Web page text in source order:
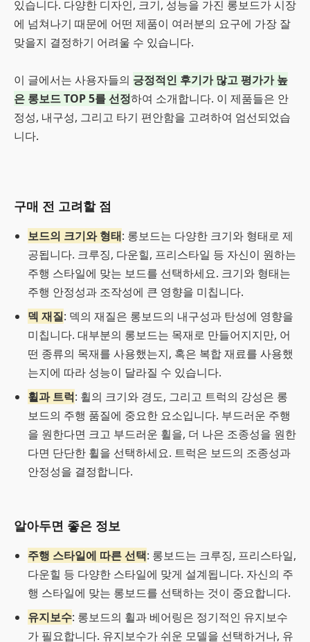
있습니다. 다양한 디자인, 크기, 성능을 가진 롱보드가 시장
에 넘쳐나기 때문에 어떤 제품이 여러분의 요구에 가장 잘
맞을지 결정하기 어려울 수 있습니다.
이 글에서는 사용자들의 긍정적인 후기가 많고 평가가 높
은 롱보드 TOP 5를 선정하여 소개합니다. 이 제품들은 안
정성, 내구성, 그리고 타기 편안함을 고려하여 엄선되었습
니다.
구매 전 고려할 점
보드의 크기와 형태: 롱보드는 다양한 크기와 형태로 제
공됩니다. 크루징, 다운힐, 프리스타일 등 자신이 원하는
주행 스타일에 맞는 보드를 선택하세요. 크기와 형태는
주행 안정성과 조작성에 큰 영향을 미칩니다.
덱 재질: 덱의 재질은 롱보드의 내구성과 탄성에 영향을
미칩니다. 대부분의 롱보드는 목재로 만들어지지만, 어
떤 종류의 목재를 사용했는지, 혹은 복합 재료를 사용했
는지에 따라 성능이 달라질 수 있습니다.
휠과 트럭: 휠의 크기와 경도, 그리고 트럭의 강성은 롱
보드의 주행 품질에 중요한 요소입니다. 부드러운 주행
을 원한다면 크고 부드러운 휠을, 더 나은 조종성을 원한
다면 단단한 휠을 선택하세요. 트럭은 보드의 조종성과
안정성을 결정합니다.
알아두면 좋은 정보
주행 스타일에 따른 선택: 롱보드는 크루징, 프리스타일,
다운힐 등 다양한 스타일에 맞게 설계됩니다. 자신의 주
행 스타일에 맞는 롱보드를 선택하는 것이 중요합니다.
유지보수: 롱보드의 휠과 베어링은 정기적인 유지보수
가 필요합니다. 유지보수가 쉬운 모델을 선택하거나, 유